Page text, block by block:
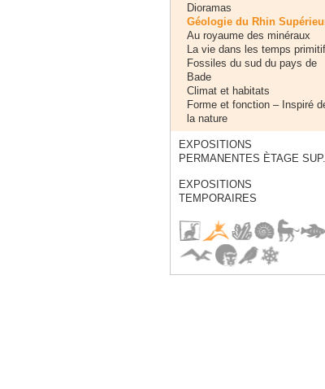
Dioramas
Géologie du Rhin
Au royaume des minéraux
La vie dans les temps
Fossiles du sud du pays de
Bade
Climat et habitats
Forme et fonction – Inspiré
la nature
EXPOSITIONS
PERMANENTES ÈTAGE SUP.
EXPOSITIONS
TEMPORAIRES